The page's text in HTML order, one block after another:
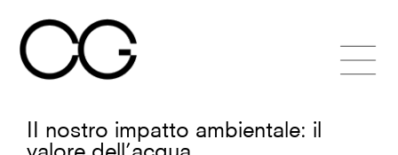
content
II nostro impatto ambientale: il
valore dell’acqua.